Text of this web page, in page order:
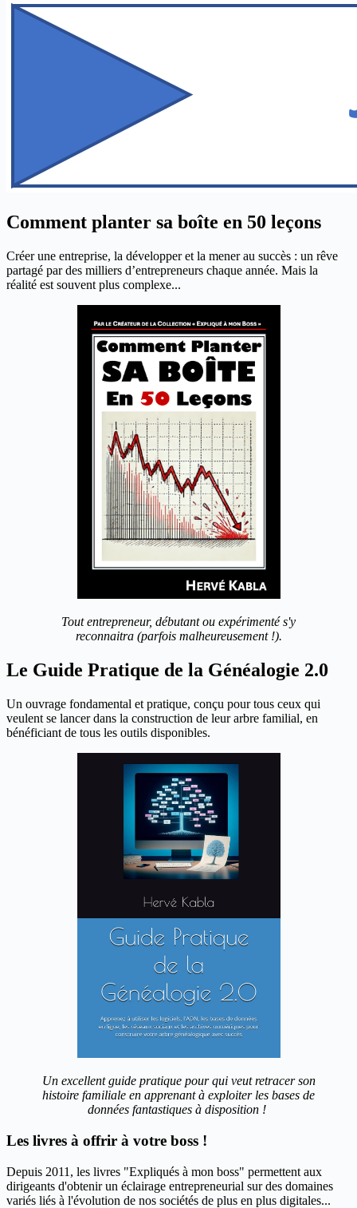
Comment planter sa boîte en 50 leçons
Créer une entreprise, la développer et la mener au succès : un rêve
partagé par des milliers d’entrepreneurs chaque année. Mais la
réalité est souvent plus complexe...
Tout entrepreneur, débutant ou expérimenté s'y
reconnaitra (parfois malheureusement !).
Le Guide Pratique de la Généalogie 2.0
Un ouvrage fondamental et pratique, conçu pour tous ceux qui
veulent se lancer dans la construction de leur arbre familial, en
bénéficiant de tous les outils disponibles.
Un excellent guide pratique pour qui veut retracer son
histoire familiale en apprenant à exploiter les bases de
données fantastiques à disposition !
Les livres à offrir à votre boss !
Depuis 2011, les livres "Expliqués à mon boss" permettent aux
dirigeants d'obtenir un éclairage entrepreneurial sur des domaines
variés liés à l'évolution de nos sociétés de plus en plus digitales...